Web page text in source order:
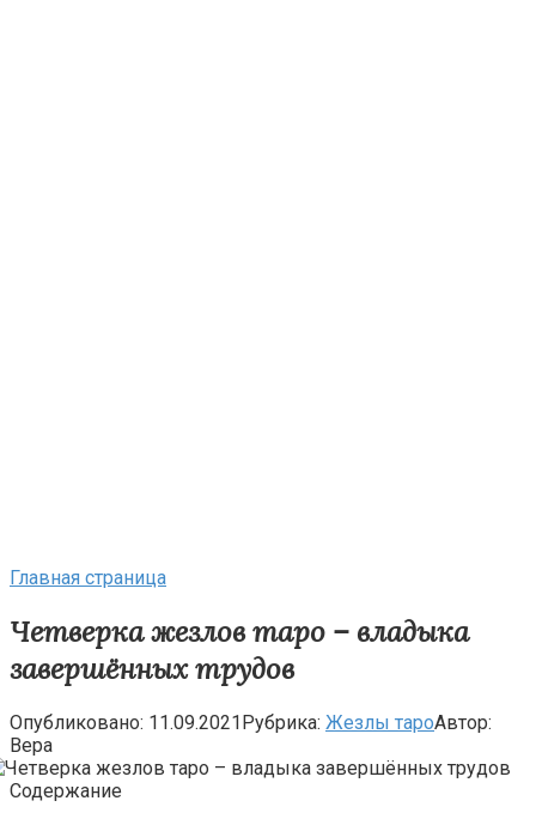
Главная страница
Четверка жезлов таро – владыка
завершённых трудов
Опубликовано: 11.09.2021Рубрика: Жезлы тароАвтор:
Вера
Содержание